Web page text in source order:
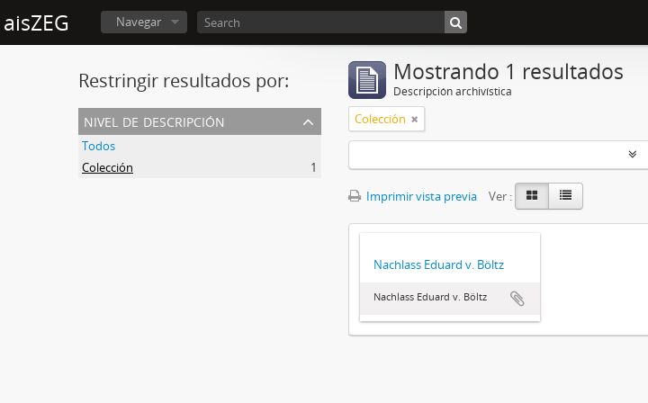
aisZEG Navegar
Restringir resultados por:
nivel de descripción
Todos
Colección
1
Mostrando 1 resultados
Descripción archivística
Colección
Imprimir vista previa Ver :
Nachlass Eduard v. Böltz
Nachlass Eduard v. Böltz